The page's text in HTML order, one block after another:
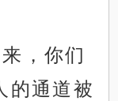
，你们
的通道被